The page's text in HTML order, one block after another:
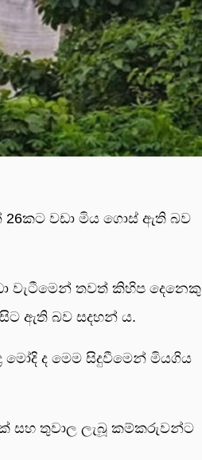
26කට වඩා මිය ගොස් ඇති බව
වැටීමෙන් තවත් කිහිප දෙනෙකු
ඇති බව සදහන් ය.
මෝදි ද මෙම සිදුවීමෙන් මියගිය
සහ තුවාල ලැබූ කම්කරුවන්ට